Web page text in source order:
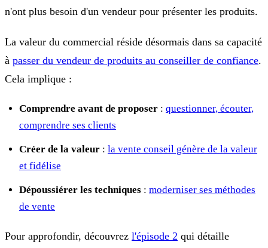
n'ont plus besoin d'un vendeur pour présenter les produits.
La valeur du commercial réside désormais dans sa capacité
à passer du vendeur de produits au conseiller de confiance.
Cela implique :
Comprendre avant de proposer : questionner, écouter,
comprendre ses clients
Créer de la valeur : la vente conseil génère de la valeur
et fidélise
Dépoussiérer les techniques : moderniser ses méthodes
de vente
Pour approfondir, découvrez l'épisode 2 qui détaille